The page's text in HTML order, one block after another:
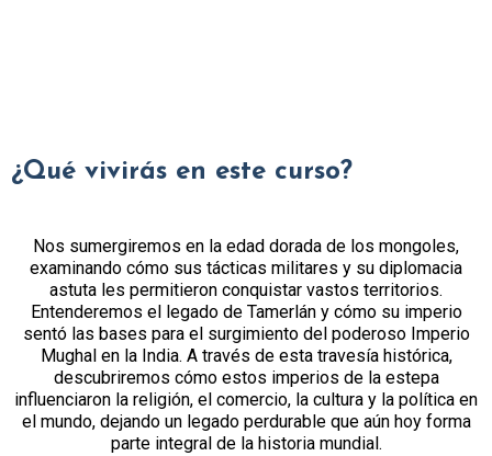
¿Qué vivirás en este curso?
Nos sumergiremos en la edad dorada de los mongoles,
examinando cómo sus tácticas militares y su diplomacia
astuta les permitieron conquistar vastos territorios.
Entenderemos el legado de Tamerlán y cómo su imperio
sentó las bases para el surgimiento del poderoso Imperio
Mughal en la India. A través de esta travesía histórica,
descubriremos cómo estos imperios de la estepa
influenciaron la religión, el comercio, la cultura y la política en
el mundo, dejando un legado perdurable que aún hoy forma
parte integral de la historia mundial.